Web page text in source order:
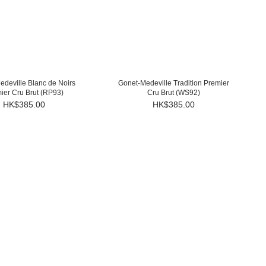
Blanc de Noirs
Cru Brut (RP93)
HK$385.00
Gonet-Medeville Tradition Premier
Cru Brut (WS92)
HK$385.00